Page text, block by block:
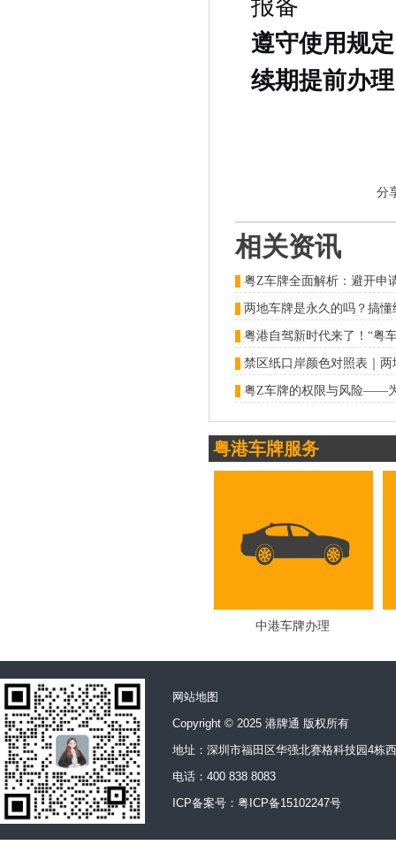
遵守使用规定
续期提前办理
分
相关资讯
粤Z车牌全面解析：避开申
两地车牌是永久的吗？搞
粤港自驾新时代来了！“粤
粤Z车牌的权限与风险——
粤港车牌服务
中港车牌办理
网站地图
Copyright © 2025 港牌通 版权所有
地址：深圳市福田区华强北赛格科技园4栋
电话：400 838 8083
ICP备案号： 粤ICP备15102247号